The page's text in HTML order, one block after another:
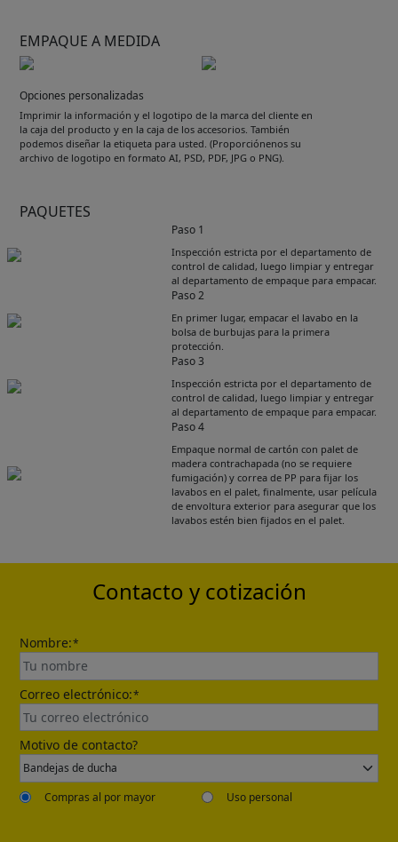
EMPAQUE A MEDIDA
Opciones personalizadas
Imprimir la información y el logotipo de la marca del cliente en
la caja del producto y en la caja de los accesorios. También
podemos diseñar la etiqueta para usted. (Proporciónenos su
archivo de logotipo en formato AI, PSD, PDF, JPG o PNG).
PAQUETES
Paso 1
Inspección estricta por el departamento de
control de calidad, luego limpiar y entregar
al departamento de empaque para empacar.
Paso 2
En primer lugar, empacar el lavabo en la
bolsa de burbujas para la primera
protección.
Paso 3
Inspección estricta por el departamento de
control de calidad, luego limpiar y entregar
al departamento de empaque para empacar.
Paso 4
Empaque normal de cartón con palet de
madera contrachapada (no se requiere
fumigación) y correa de PP para fijar los
lavabos en el palet, finalmente, usar película
de envoltura exterior para asegurar que los
lavabos estén bien fijados en el palet.
Get Catalogue
Please leave your contact information,the
catalogue will be sent to your mailbox
Send
Contacto y cotización
Nombre:*
Correo electrónico:*
Motivo de contacto?
Compras al por mayor Uso personal